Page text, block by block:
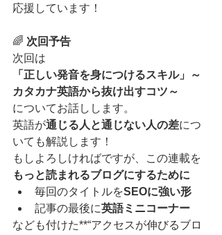
応援しています！
🌈 次回予告
次回は
「正しい発音を身につけるスキル」～
カタカナ英語から抜け出すコツ～
についてお話しします。
英語が通じる人と通じない人の差につ
いても解説します！
もしよろしければですが、この連載を
もっと読まれるブログにするために
毎回のタイトルをSEOに強い形
記事の最後に英語ミニコーナー
なども付けた**“アクセスが伸びるブロ